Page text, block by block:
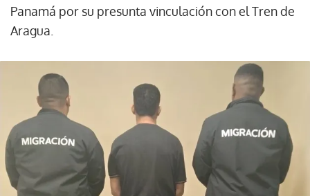
Panamá por su presunta vinculación con el Tren de
Aragua.